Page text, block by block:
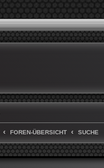
FOREN-ÜBERSICHT SUCHE